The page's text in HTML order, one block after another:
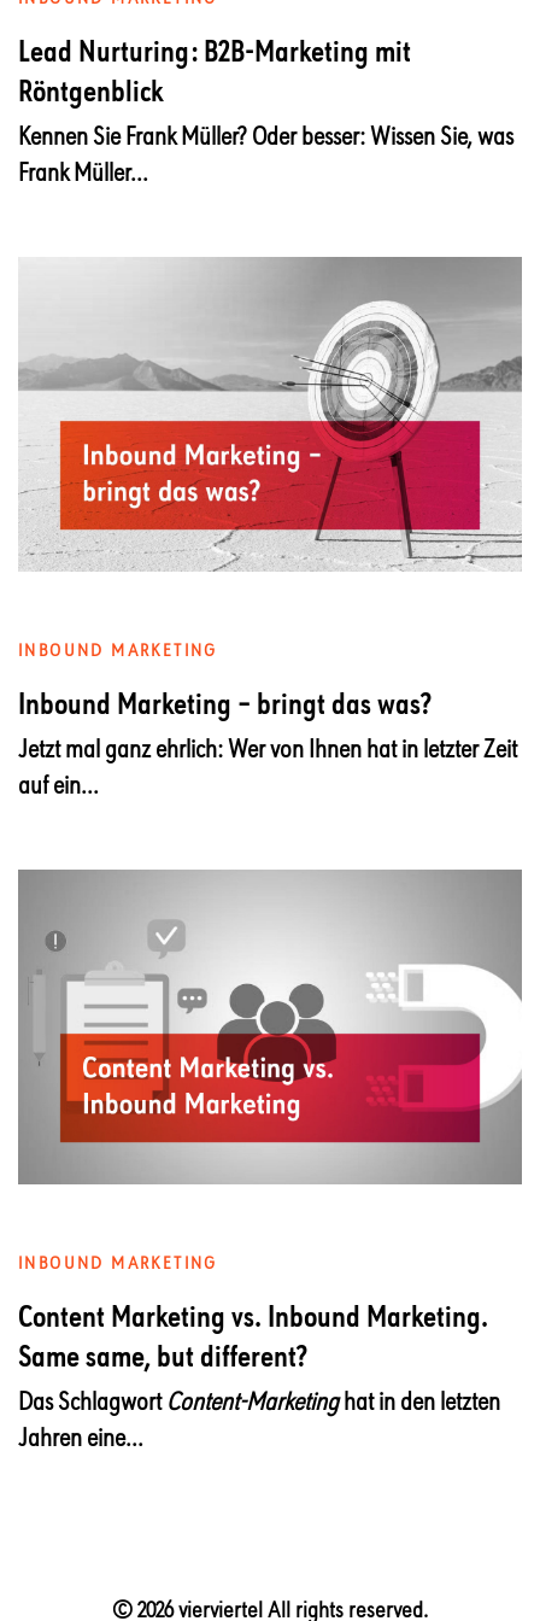
Lead Nurturing: B2B-Marketing mit
Röntgenblick
Kennen Sie Frank Müller? Oder besser: Wissen Sie, was
Frank Müller...
INBOUND MARKETING
Inbound Marketing – bringt das was?
Jetzt mal ganz ehrlich: Wer von Ihnen hat in letzter Zeit
auf ein...
INBOUND MARKETING
Content Marketing vs. Inbound Marketing.
Same same, but different?
Das Schlagwort Content-Marketinghat in den letzten
Jahren eine...
© 2026 vierviertel All rights reserved.